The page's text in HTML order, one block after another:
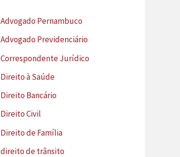
Advogado Pernambuco
Advogado Previdenciário
Correspondente Jurídico
Direito à Saúde
Direito Bancário
Direito Civil
Direito de Família
direito de trânsito